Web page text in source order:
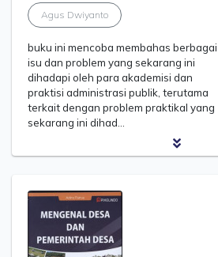
Agus Dwiyanto
buku ini mencoba membahas berbagai
isu dan problem yang sekarang ini
dihadapi oleh para akademisi dan
praktisi administrasi publik, terutama
terkait dengan problem praktikal yang
sekarang ini dihad…